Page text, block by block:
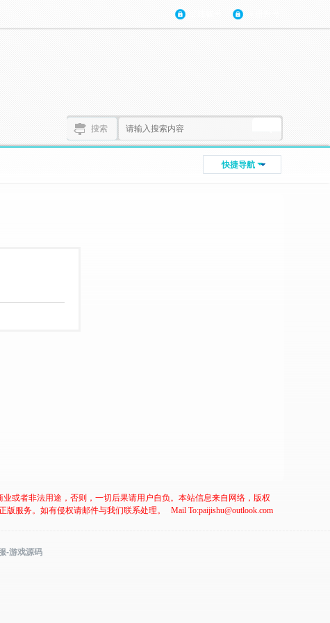
搜索
快捷导航
或者非法用途，否则，一切后果请用户自负。本站信息来自网络，版权
服务。如有侵权请邮件与我们联系处理。
Mail To:paijishu@outlook.com
-游戏源码